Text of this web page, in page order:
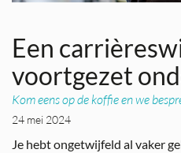
Een
voortgezet
Kom eens op de koffie en we
24 mei 2024
Je hebt ongetwijfeld al vaker